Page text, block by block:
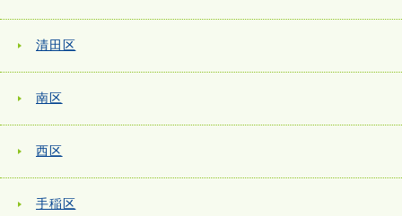
清田区
南区
西区
手稲区